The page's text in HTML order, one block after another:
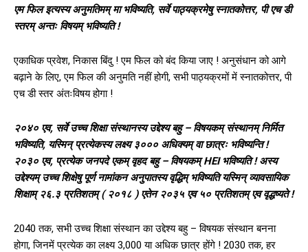
एम फिल इत्यस्य अनुमतिमम् मा भविष्यति, सर्वे पाठ्यक्रमेषु स्नातकोत्तर, पी एच डी
स्तरम् अन्तः विषयम् भविष्यति !
एकाधिक प्रवेश, निकास बिंदु ! एम फिल को बंद किया जाए ! अनुसंधान को आगे
बढ़ाने के लिए, एम फिल की अनुमति नहीं होगी, सभी पाठ्यक्रमों में स्नातकोत्तर, पी
एच डी स्तर अंतःविषय होगा !
२०४० एव, सर्वे उच्च शिक्षा संस्थानस्य उद्देश्य बहु – विषयकम् संस्थानम् निर्मित
भविष्यति, यस्मिन् प्रत्येकस्य लक्ष्य ३००० अधिक्यम् वा छात्रः भविष्यन्ति !
२०३० एव, प्रत्येक जनपदे एकम् वृहद बहु – विषयकम् HEI भविष्यति ! अस्य
उद्देश्यम् उच्च शिक्षेषु पूर्ण नामांकन अनुपातस्य वृद्धिम् भविष्यति यस्मिन् व्यावसायिक
शिक्षाम् २६.३ प्रतिशतम् ( २०१८ ) एतेन २०३५ एव ५० प्रतिशतम् एव वृद्धष्यते !
2040 तक, सभी उच्च शिक्षा संस्थान का उद्देश्य बहु – विषयक संस्थान बनना
होगा, जिनमें प्रत्येक का लक्ष्य 3,000 या अधिक छात्र होंगे ! 2030 तक, हर